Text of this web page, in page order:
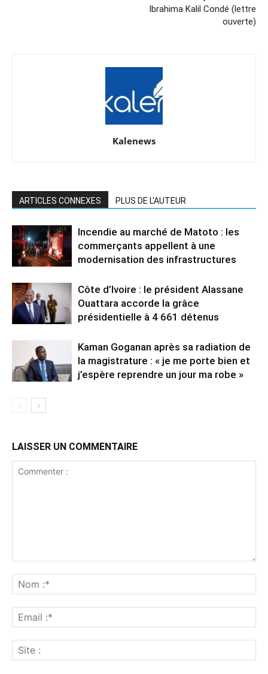
Ibrahima Kalil Condé (lettre
ouverte)
Kalenews
ARTICLES CONNEXES PLUS DE L'AUTEUR
Incendie au marché de Matoto : les
commerçants appellent à une
modernisation des infrastructures
Côte d’Ivoire : le président Alassane
Ouattara accorde la grâce
présidentielle à 4 661 détenus
Kaman Goganan après sa radiation de
la magistrature : « je me porte bien et
j’espère reprendre un jour ma robe »
LAISSER UN COMMENTAIRE